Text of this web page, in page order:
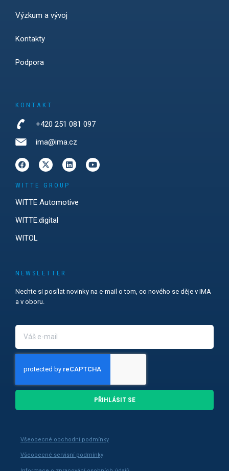
Výzkum a vývoj
Kontakty
Podpora
KONTAKT
+420 251 081 097
ima@ima.cz
WITTE GROUP
WITTE Automotive
WITTE:digital
WITOL
NEWSLETTER
Nechte si posílat novinky na e-mail o tom, co nového se děje v IMA
a v oboru.
PŘIHLÁSIT SE
Všeobecné obchodní podmínky
Všeobecné servisní podmínky